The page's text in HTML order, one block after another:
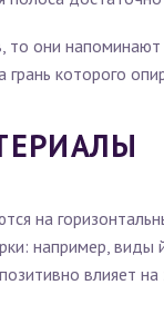
то они
которого
на
например,
влияет